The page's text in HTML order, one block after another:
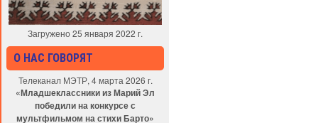
Загружено 25 января 2022 г.
О НАС ГОВОРЯТ
Телеканал МЭТР, 4 марта 2026 г.
«Младшеклассники из Марий Эл
победили на конкурсе с
мультфильмом на стихи Барто»